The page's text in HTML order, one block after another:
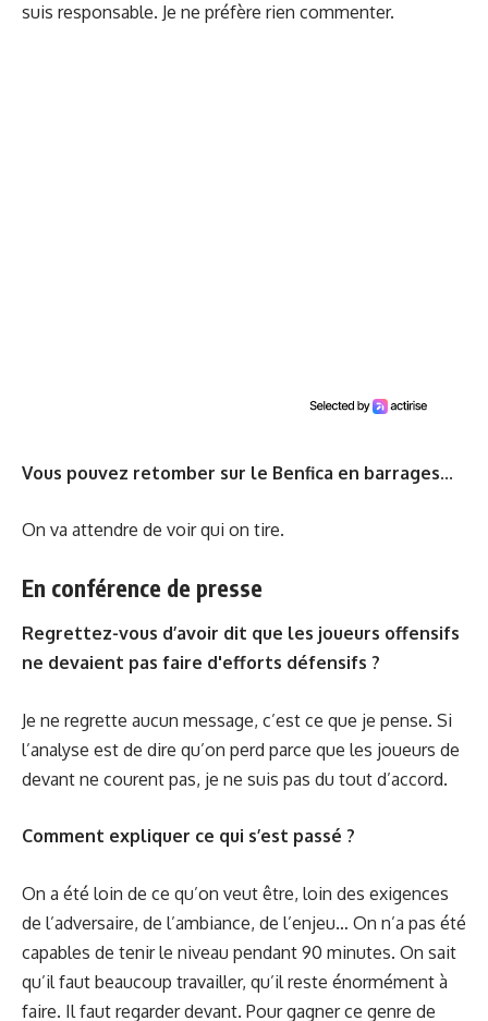
suis responsable. Je ne préfère rien commenter.
Vous pouvez retomber sur le Benfica en barrages...
On va attendre de voir qui on tire.
En conférence de presse
Regrettez-vous d’avoir dit que les joueurs offensifs
ne devaient pas faire d'efforts défensifs ?
Je ne regrette aucun message, c’est ce que je pense. Si
l’analyse est de dire qu’on perd parce que les joueurs de
devant ne courent pas, je ne suis pas du tout d’accord.
Comment expliquer ce qui s’est passé ?
On a été loin de ce qu’on veut être, loin des exigences
de l’adversaire, de l’ambiance, de l’enjeu… On n’a pas été
capables de tenir le niveau pendant 90 minutes. On sait
qu’il faut beaucoup travailler, qu’il reste énormément à
faire. Il faut regarder devant. Pour gagner ce genre de